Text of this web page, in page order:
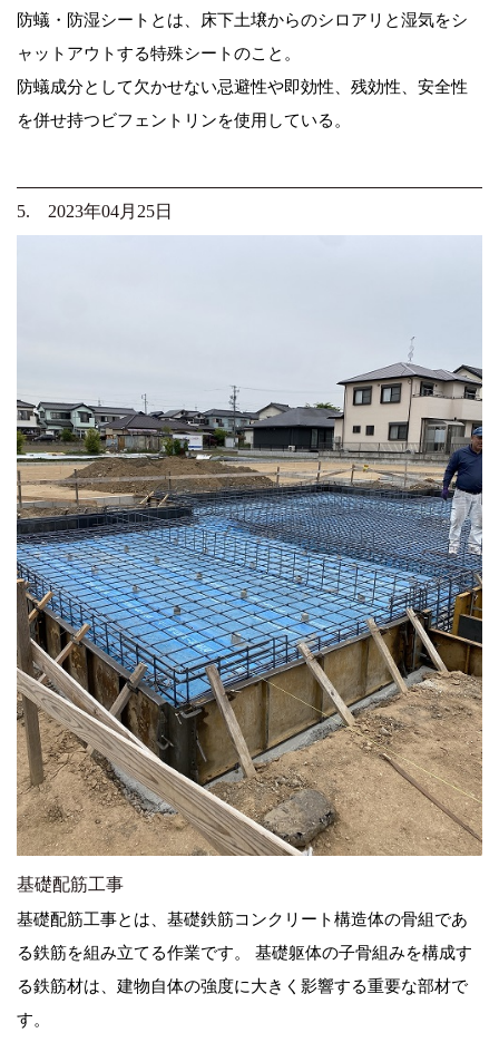
防蟻・防湿シートとは、床下土壌からのシロアリと湿気をシ
ャットアウトする特殊シートのこと。
防蟻成分として欠かせない忌避性や即効性、残効性、安全性
を併せ持つビフェントリンを使用している。
5. 2023年04月25日
基礎配筋工事
基礎配筋工事とは、基礎鉄筋コンクリート構造体の骨組であ
る鉄筋を組み立てる作業です。 基礎躯体の子骨組みを構成す
る鉄筋材は、建物自体の強度に大きく影響する重要な部材で
す。